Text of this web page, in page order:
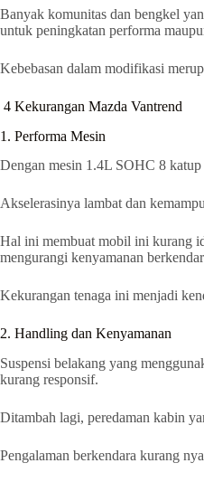
Banyak komunitas dan bengkel
untuk peningkatan performa
Kebebasan dalam modifikasi
4 Kekurangan Mazda Vantrend
1. Performa Mesin
Dengan mesin 1.4L SOHC 8
Akselerasinya lambat dan
Hal ini membuat mobil ini kurang
mengurangi kenyamanan
Kekurangan tenaga ini menjadi
2. Handling dan Kenyamanan
Suspensi belakang yang
kurang responsif.
Ditambah lagi, peredaman kabin
Pengalaman berkendara kurang